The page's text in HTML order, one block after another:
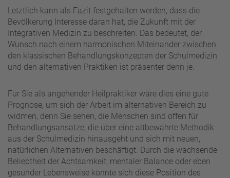
Letztlich kann als Fazit festgehalten werden, dass die
Bevölkerung Interesse daran hat, die Zukunft mit der
Integrativen Medizin zu beschreiten. Das bedeutet, der
Wunsch nach einem harmonischen Miteinander zwischen
den klassischen Behandlungskonzepten der Schulmedizin
und den alternativen Praktiken ist präsenter denn je.
Für Sie als angehender Heilpraktiker wäre dies eine gute
Prognose, um sich der Arbeit im alternativen Bereich zu
widmen, denn Sie sehen, die Menschen sind offen für
Behandlungsansätze, die über eine altbewährte Methodik
aus der Schulmedizin hinausgeht und sich mit neuen,
natürlichen Alternativen beschäftigt. Durch die wachsende
Beliebtheit der Achtsamkeit, mentaler Balance oder eben
gesunder Lebensweise könnte sich diese Position des